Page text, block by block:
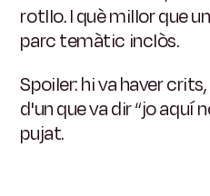
rotllo. I què millor que
parc temàtic inclòs.
Spoiler: hi va haver
d'un que va dir “jo aquí
pujat.